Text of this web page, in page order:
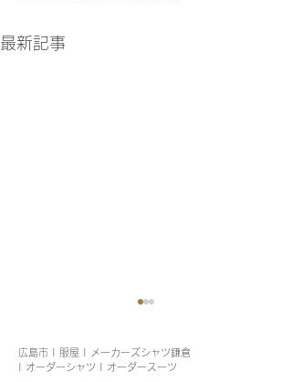
最新記事
広島市 | 服屋 | メーカーズシャツ鎌倉
| オーダーシャツ | オーダースーツ